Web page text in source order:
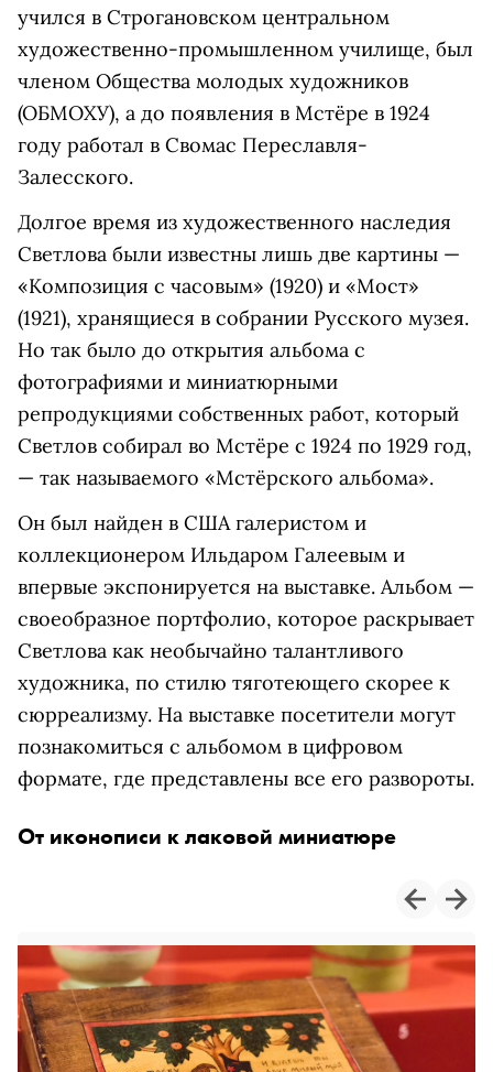
учился в Строгановском центральном
художественно-промышленном училище, был
членом Общества молодых художников
(ОБМОХУ), а до появления в Мстёре в 1924
году работал в Свомас Переславля-
Залесского.
Долгое время из художественного наследия
Светлова были известны лишь две картины —
«Композиция с часовым» (1920) и «Мост»
(1921), хранящиеся в собрании Русского музея.
Но так было до открытия альбома с
фотографиями и миниатюрными
репродукциями собственных работ, который
Светлов собирал во Мстёре с 1924 по 1929 год,
— так называемого «Мстёрского альбома».
Он был найден в США галеристом и
коллекционером Ильдаром Галеевым и
впервые экспонируется на выставке. Альбом —
своеобразное портфолио, которое раскрывает
Светлова как необычайно талантливого
художника, по стилю тяготеющего скорее к
сюрреализму. На выставке посетители могут
познакомиться с альбомом в цифровом
формате, где представлены все его развороты.
От иконописи к лаковой миниатюре